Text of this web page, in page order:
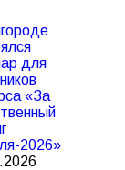
для
«За
2026»